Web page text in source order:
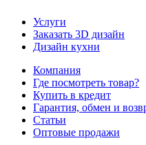
Услуги
Заказать 3D дизайн
Дизайн кухни
Компания
Где посмотреть товар?
Купить в кредит
Гарантия, обмен и
Статьи
Оптовые продажи